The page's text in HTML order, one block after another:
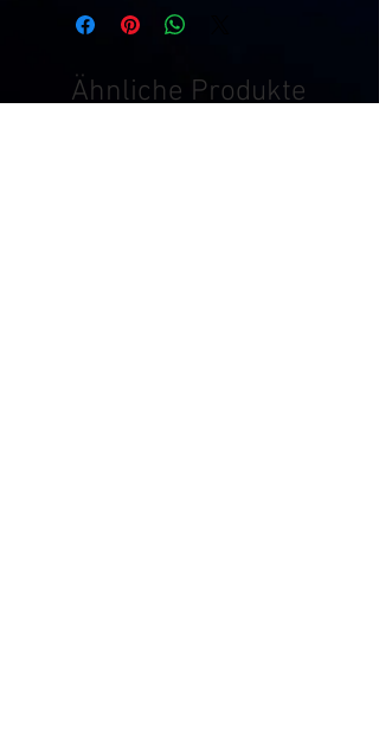
Ähnliche Produkte